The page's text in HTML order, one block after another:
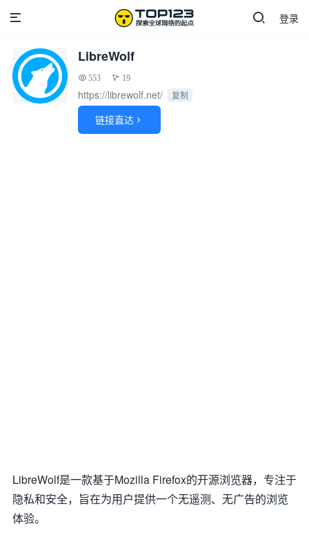
登录
LibreWolf
553 19
https://librewolf.net/ 复制
链接直达 
LibreWolf是一款基于Mozilla Firefox的开源浏览器，专注于
隐私和安全，旨在为用户提供一个无遥测、无广告的浏览
体验。